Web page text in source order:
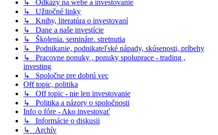
↳ Odkazy na webe a investovanie
↳ Užitočné linky
↳ Knihy, literatúra o investovaní
↳ Dane a naše investície
↳ Školenia. semináre. stretnutia
↳ Podnikanie, podnikateľské nápady, skúsenosti, príbehy
↳ Pracovne ponuky , ponuky spoluprace - trading ,
investing
↳ Spoločne pre dobrú vec
Off topic, politika
↳ Off topic - nie len investovanie
↳ Politika a názory o spoločnosti
Info o fóre - Ako investovať
↳ Informácie o diskusii
↳ Archív